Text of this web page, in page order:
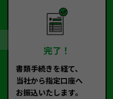
完了！
書類手続きを経て、
当社から指定口座へ
お振込いたします。